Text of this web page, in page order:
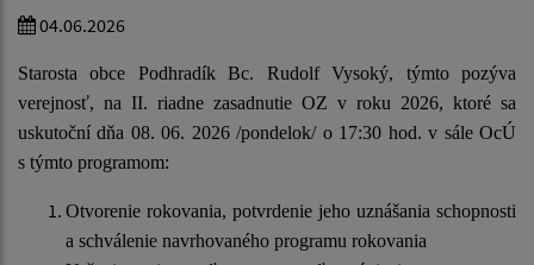
04.06.2026
Starosta obce Podhradík Bc. Rudolf Vysoký, týmto pozýva
verejnosť, na II. riadne zasadnutie OZ v roku 2026, ktoré sa
uskutoční dňa 08. 06. 2026 /pondelok/ o 17:30 hod. v sále OcÚ
s týmto programom:
Otvorenie rokovania, potvrdenie jeho uznášania schopnosti
a schválenie navrhovaného programu rokovania